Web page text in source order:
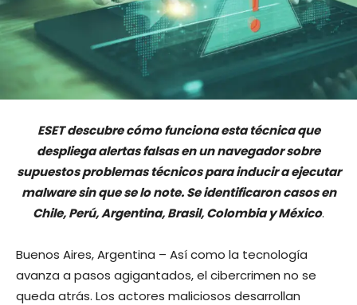
ESET descubre cómo funciona esta técnica que
despliega alertas falsas en un navegador sobre
supuestos problemas técnicos para inducir a ejecutar
malware sin que se lo note. Se identificaron casos en
Chile, Perú, Argentina, Brasil, Colombia y México.
Buenos Aires, Argentina – Así como la tecnología
avanza a pasos agigantados, el cibercrimen no se
queda atrás. Los actores maliciosos desarrollan